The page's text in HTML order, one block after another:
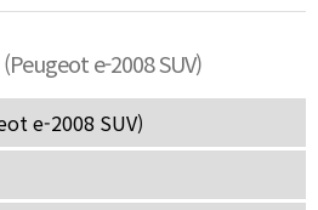
(Peugeot e-2008 SUV)